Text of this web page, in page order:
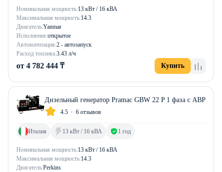
Номинальная мощность:13 кВт / 16 кВА
Максимальная мощность:14.3
Двигатель:Yanmar
Исполнение:открытое
Автоматизация:2 - автозапуск
Расход топлива:3.43 л/ч
от 4 782 444 ₸ Купить
Дизельный генератор Pramac GBW 22 P 1 фаза с АВР
4.5 6 отзывов
Номинальная мощность:13 кВт / 16 кВА
Максимальная мощность:14.3
Двигатель:Perkins
Италия 13 кВт / 16 кВА 1 год